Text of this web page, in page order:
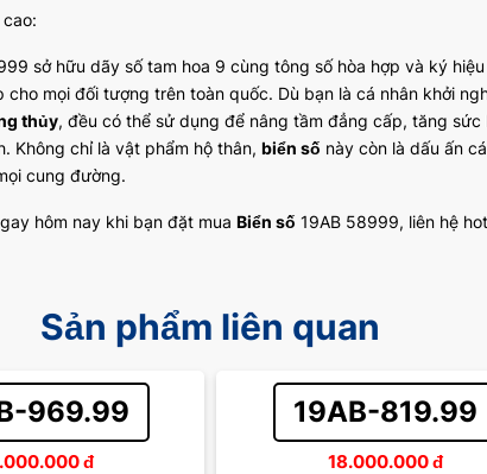
sở hữu dãy số tam hoa 9 cùng tông số hòa hợp và ký
cho mọi đối tượng trên toàn quốc. Dù bạn là cá nhân khởi
thủy, đều có thể sử dụng để nâng tầm đẳng cấp, tăng
Không chỉ là vật phẩm hộ thân, biển số này còn là dấu ấn
cung đường.
hôm nay khi bạn đặt mua Biển số 19AB 58999, liên hệ
Sản phẩm liên quan
969.99
đ
19AB-819.99
18.000.000đ